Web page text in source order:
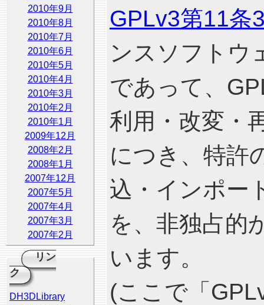
2010年9月
2010年8月
2010年7月
2010年6月
2010年5月
2010年4月
2010年3月
2010年2月
2010年1月
2009年12月
2008年2月
2008年1月
2007年12月
2007年5月
2007年4月
2007年3月
2007年2月
リン
ク
DH3DLibrary
GPLv3第11条
ンスソフトウ
であって、
利用・改変・
につき、特許
込・インポー
を、非独占的
います。
(ここで「